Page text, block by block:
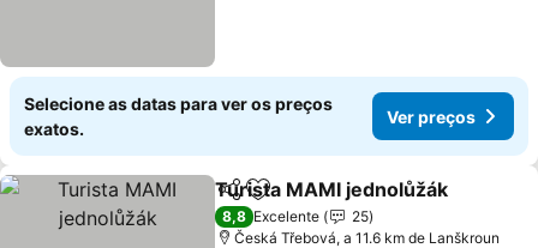
Selecione as datas para ver os preços
exatos.
Ver preços
PartilharAdicionar aos favoritos
Turista MAMI jednolůžák
8,8 Excelente
25
Česká Třebová, a 11.6 km de Lanškroun